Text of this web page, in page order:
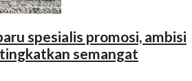
spesialis promosi, ambisi
semangat